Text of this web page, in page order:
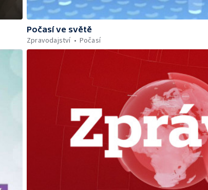
Počasí ve světě
Zpravodajství
Počasí